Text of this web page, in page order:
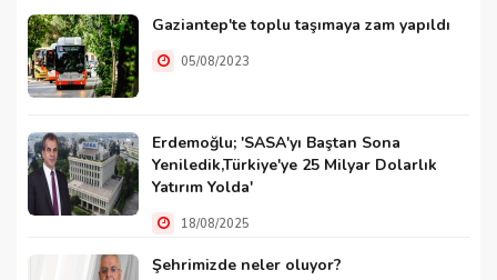
Gaziantep'te toplu taşımaya zam yapıldı
05/08/2023
Erdemoğlu; 'SASA'yı Baştan Sona
Yeniledik,Türkiye'ye 25 Milyar Dolarlık
Yatırım Yolda'
18/08/2025
Şehrimizde neler oluyor?